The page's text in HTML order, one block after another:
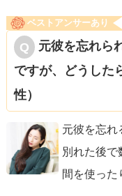
ベストアンサーあり
元彼を忘れら
ですが、どうした
性）
元彼を忘れ
別れた後で
間を使った